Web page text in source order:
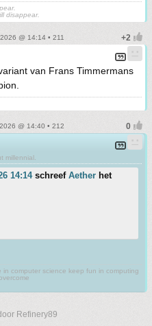
disappear.
@ 14:14 • 211
van Frans Timmermans
@ 14:40 • 212
millennial.
14:14schreef Aether het
in computer science keep fun in computing
Refinery89